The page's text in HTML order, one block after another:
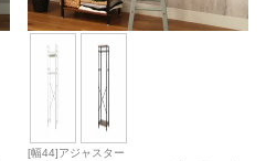
[幅44]アジャスター